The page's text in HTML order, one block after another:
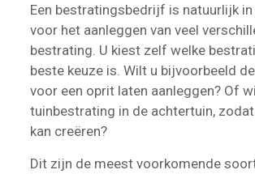
Een bestratingsbedrijf is natuurlijk
voor het aanleggen van veel
bestrating. U kiest zelf welke
beste keuze is. Wilt u bijvoorbeeld
voor een oprit laten aanleggen? Of
tuinbestrating in de achtertuin,
kan creëren?
Dit zijn de meest voorkomende